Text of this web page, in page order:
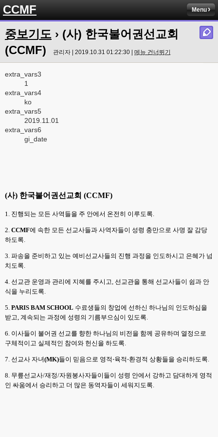
CCMF Menu
중보기도 › (사) 한국불어권선교회
(CCMF)
관리자 | 2019.10.31 01:22:30 | 메뉴 건너뛰기
extra_vars3
1
extra_vars4
ko
extra_vars5
2019.11.01
extra_vars6
gi_date
(사) 한국불어권선교회 (CCMF)
1. 진행되는 모든 사역들을 주 안에서 온전히 이루도록.
2. CCMF에 속한 모든 선교사들과 사역자들이 성령 충만으로 사명 잘 감당
하도록.
3. 파송을 준비하고 있는 예비선교사들의 진행 과정을 인도하시고 은혜가 넘
치도록.
4. 선교관 운영과 관리에 지혜를 주시고, 선교관을 통해 선교사들이 쉼과 안
식을 누리도록.
5. PARIS BAM SCHOOL 수료생들의 창업에 선하신 하나님의 인도하심을
받고, 계속되는 과정에 성령의 기름부으심이 있도록.
6. 이사들이 불어권 선교를 향한 하나님의 비전을 함께 공유하며 열정으로
구체적이고 실제적인 참여와 헌신을 하도록.
7. 선교사 자녀(MK)들이 믿음으로 영적 ⋅육적 ⋅환경적 상황들을 승리하도록.
8. 무릎선교사/재정/자원봉사자들이들이 성령 안에서 강하고 담대하게 영적
인 싸움에서 승리하고 더 많은 동역자들이 세워지도록.